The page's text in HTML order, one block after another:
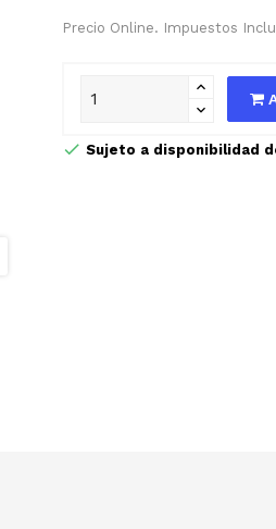
Precio Online. Impuestos
Sujeto a disponibilidad